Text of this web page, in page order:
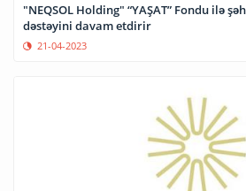
"NEQSOL Holding" “YAŞAT” Fondu ilə
dəstəyini davam etdirir
21-04-2023